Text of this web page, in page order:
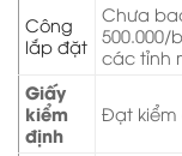
Công
lắp đặt
Chưa
500.000/
các tỉnh
Giấy
kiểm
định
Đạt kiểm